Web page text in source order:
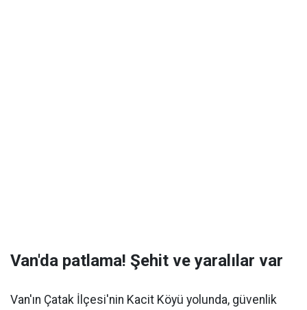
Van'da patlama! Şehit ve yaralılar var
Van'ın Çatak İlçesi'nin Kacit Köyü yolunda, güvenlik